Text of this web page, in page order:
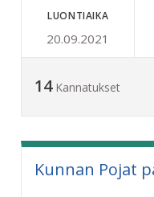
LUONTIAIKA
20.09.2021
14 Kannatukset
Kunnan Pojat